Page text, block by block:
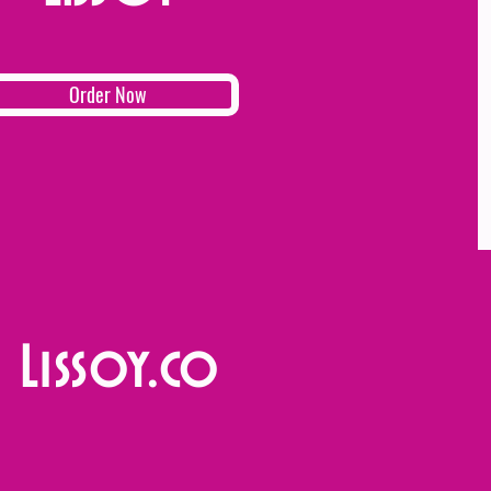
Order Now
Lissoy.co